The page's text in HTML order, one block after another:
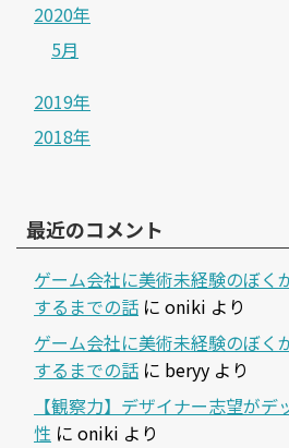
2020年
5月
2019年
2018年
最近のコメント
ゲーム会社に美術未経験のぼく
するまでの話 に oniki より
ゲーム会社に美術未経験のぼく
するまでの話 に beryy より
【観察力】デザイナー志望が
性 に oniki より